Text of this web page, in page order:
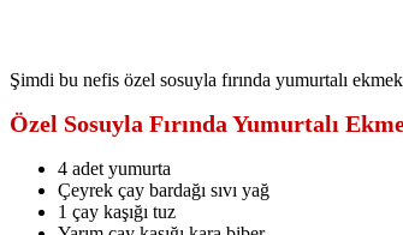
Şimdi bu nefis özel sosuyla fırında yumurtalı
Özel Sosuyla Fırında Yumurtalı
4 adet yumurta
Çeyrek çay bardağı sıvı yağ
1 çay kaşığı tuz